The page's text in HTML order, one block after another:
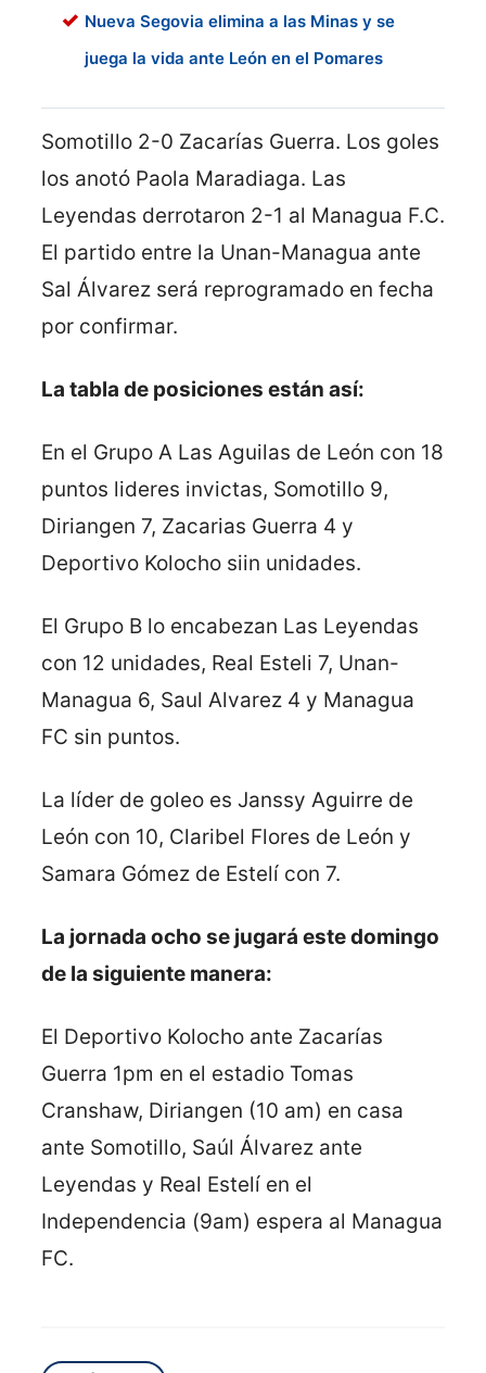
Nueva Segovia elimina a las Minas y se
juega la vida ante León en el Pomares
Somotillo 2-0 Zacarías Guerra. Los goles
los anotó Paola Maradiaga. Las
Leyendas derrotaron 2-1 al Managua F.C.
El partido entre la Unan-Managua ante
Sal Álvarez será reprogramado en fecha
por confirmar.
La tabla de posiciones están así:
En el Grupo A Las Aguilas de León con 18
puntos lideres invictas, Somotillo 9,
Diriangen 7, Zacarias Guerra 4 y
Deportivo Kolocho siin unidades.
El Grupo B lo encabezan Las Leyendas
con 12 unidades, Real Esteli 7, Unan-
Managua 6, Saul Alvarez 4 y Managua
FC sin puntos.
La líder de goleo es Janssy Aguirre de
León con 10, Claribel Flores de León y
Samara Gómez de Estelí con 7.
La jornada ocho se jugará este domingo
de la siguiente manera:
El Deportivo Kolocho ante Zacarías
Guerra 1pm en el estadio Tomas
Cranshaw, Diriangen (10 am) en casa
ante Somotillo, Saúl Álvarez ante
Leyendas y Real Estelí en el
Independencia (9am) espera al Managua
FC.